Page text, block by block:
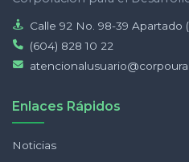
Calle 92 No. 98-39 Apartado
(604) 828 10 22
Enlaces Rápidos
Noticias